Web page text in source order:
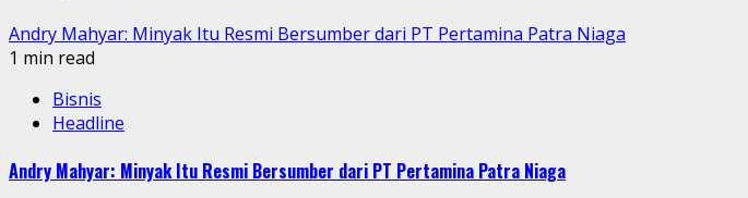
Andry Mahyar: Minyak Itu Resmi Bersumber dari PT Pertamina Patra Niaga
1 min read
Bisnis
Headline
Andry Mahyar: Minyak Itu Resmi Bersumber dari PT Pertamina Patra Niaga